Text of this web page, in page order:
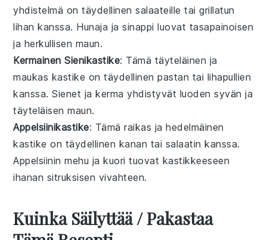
yhdistelmä on täydellinensalaateille taigrillatun
lihan kanssa. Hunaja ja sinappi luovat tasapainoisen
ja herkullisen maun.
Kermainen Sienikastike: Tämä täyteläinen ja
maukas kastike on täydellinenpastan tai lihapullien
kanssa. Sienet ja kerma yhdistyvät luoden syvän ja
täyteläisen maun.
Appelsiinikastike: Tämä raikas ja hedelmäinen
kastike on täydellinen kanan tai salaatin kanssa.
Appelsiinin mehu ja kuori tuovat kastikkeeseen
ihanan sitruksisen vivahteen.
Kuinka Säilyttää / Pakastaa